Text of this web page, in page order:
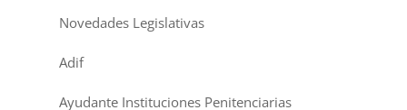
Novedades Legislativas
Adif
Ayudante Instituciones Penitenciarias